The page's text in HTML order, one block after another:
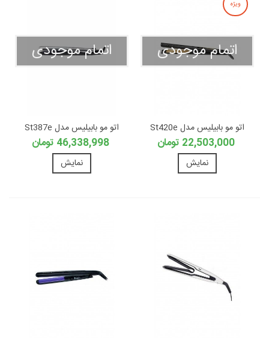
ویژه
اتمام موجودی
اتو مو بابیلیس مدل St420e
22,503,000 تومان
نمایش
اتمام موجودی
اتو مو بابیلیس مدل St387e
46,338,998 تومان
نمایش